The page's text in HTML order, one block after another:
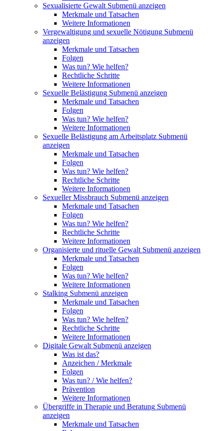
Sexualisierte Gewalt Submenü anzeigen
Merkmale und Tatsachen
Weitere Informationen
Vergewaltigung und sexuelle Nötigung Submenü
anzeigen
Merkmale und Tatsachen
Folgen
Was tun? Wie helfen?
Rechtliche Schritte
Weitere Informationen
Sexuelle Belästigung Submenü anzeigen
Merkmale und Tatsachen
Folgen
Was tun? Wie helfen?
Weitere Informationen
Sexuelle Belästigung am Arbeitsplatz Submenü
anzeigen
Merkmale und Tatsachen
Folgen
Was tun? Wie helfen?
Rechtliche Schritte
Weitere Informationen
Sexueller Missbrauch Submenü anzeigen
Merkmale und Tatsachen
Folgen
Was tun? Wie helfen?
Rechtliche Schritte
Weitere Informationen
Organisierte und rituelle Gewalt Submenü anzeigen
Merkmale und Tatsachen
Folgen
Was tun? Wie helfen?
Weitere Informationen
Stalking Submenü anzeigen
Merkmale und Tatsachen
Folgen
Was tun? Wie helfen?
Rechtliche Schritte
Weitere Informationen
Digitale Gewalt Submenü anzeigen
Was ist das?
Anzeichen / Merkmale
Folgen
Was tun? / Wie helfen?
Prävention
Weitere Informationen
Übergriffe in Therapie und Beratung Submenü
anzeigen
Merkmale und Tatsachen